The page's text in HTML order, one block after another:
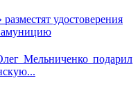
удостоверения
амуницию
Мельниченко подарил